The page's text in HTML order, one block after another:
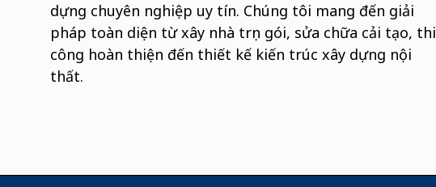
dựng chuyên nghiệp uy tín. Chúng tôi mang đến giải
pháp toàn diện từ xây nhà trọn gói, sửa chữa cải tạo, thi
công hoàn thiện đến thiết kế kiến trúc xây dựng nội
thất.